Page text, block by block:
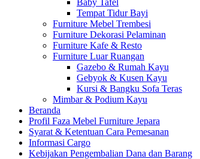
Baby Tafel
Tempat Tidur Bayi
Furniture Mebel Trembesi
Furniture Dekorasi Pelaminan
Furniture Kafe & Resto
Furniture Luar Ruangan
Gazebo & Rumah Kayu
Gebyok & Kusen Kayu
Kursi & Bangku Sofa Teras
Mimbar & Podium Kayu
Beranda
Profil Faza Mebel Furniture Jepara
Syarat & Ketentuan Cara Pemesanan
Informasi Cargo
Kebijakan Pengembalian Dana dan Barang